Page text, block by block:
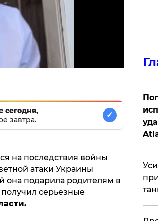
сегодня,
завтра.
✓
на последствия войны
атаки Украины
она подарила родителям в
серьезные